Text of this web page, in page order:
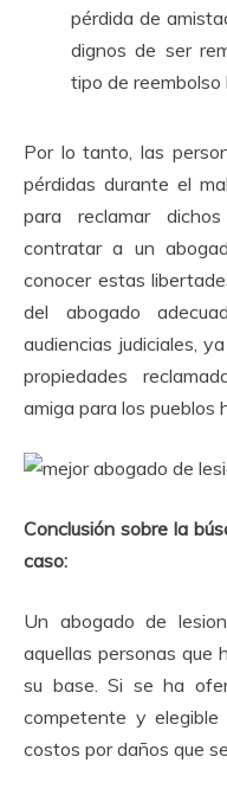
pérdida de
dignos de ser
tipo de
Por lo tanto, las
pérdidas durante el
para reclamar
contratar a un
conocer estas
del abogado
audiencias judiciales,
propiedades
amiga para los pueblos
Conclusión sobre la
caso:
Un abogado de
aquellas personas que
su base.Si se ha
competente y
costos por daños que